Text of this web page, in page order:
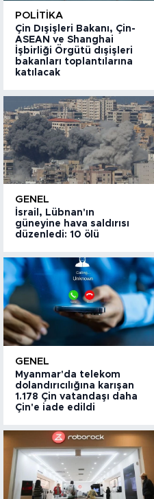
POLITIKA
Çin Dışişleri Bakanı, Çin-
ASEAN ve Shanghai
İşbirliği Örgütü dışişleri
bakanları toplantılarına
katılacak
GENEL
İsrail, Lübnan'ın
güneyine hava saldırısı
düzenledi: 10 ölü
GENEL
Myanmar'da telekom
dolandırıcılığına karışan
1.178 Çin vatandaşı daha
Çin'e iade edildi